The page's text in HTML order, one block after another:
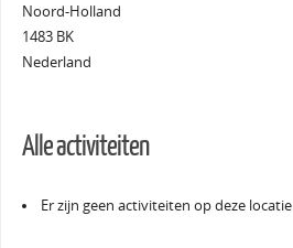
Noord-Holland
1483 BK
Nederland
Alle activiteiten
Er zijn geen activiteiten op deze locatie